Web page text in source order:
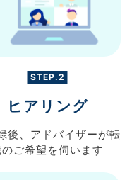
STEP.2
ヒアリング
後、 アドバイザーが転
ご希望を伺います